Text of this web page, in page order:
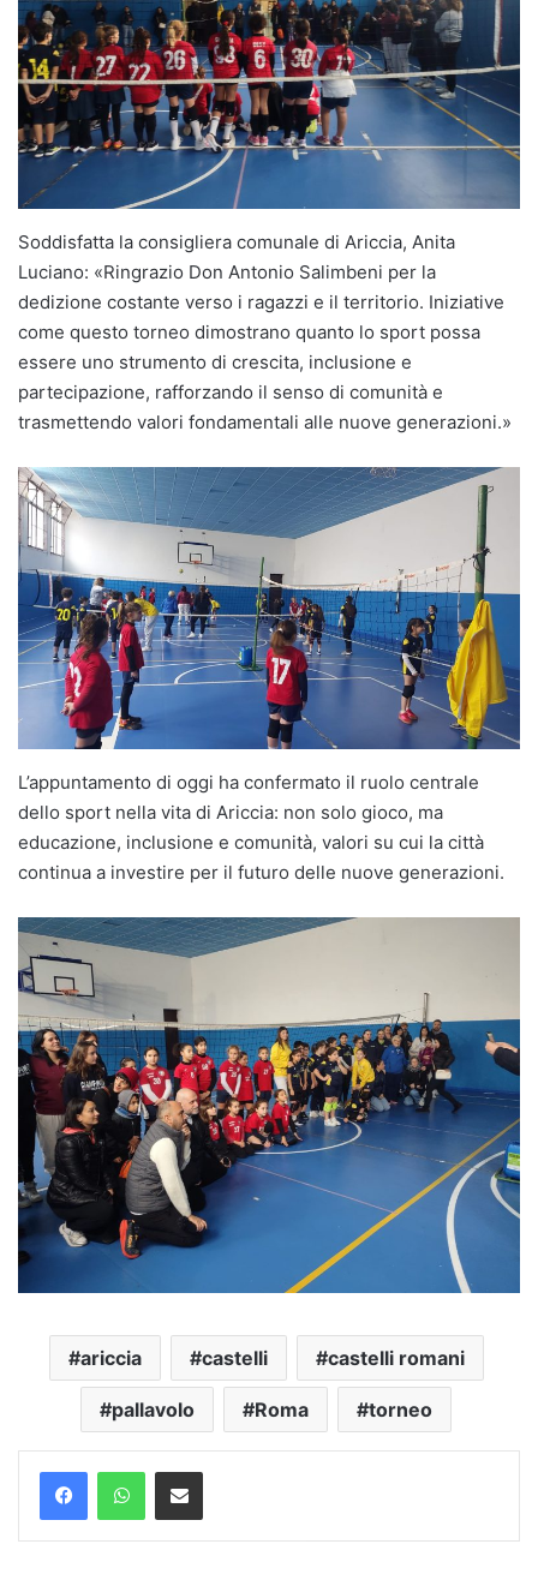
Soddisfatta la consigliera comunale di Ariccia, Anita
Luciano: «Ringrazio Don Antonio Salimbeni per la
dedizione costante verso i ragazzi e il territorio. Iniziative
come questo torneo dimostrano quanto lo sport possa
essere uno strumento di crescita, inclusione e
partecipazione, rafforzando il senso di comunità e
trasmettendo valori fondamentali alle nuove generazioni.»
L’appuntamento di oggi ha confermato il ruolo centrale
dello sport nella vita di Ariccia: non solo gioco, ma
educazione, inclusione e comunità, valori su cui la città
continua a investire per il futuro delle nuove generazioni.
ariccia castelli castelli romani
pallavolo Roma torneo
Condividi via mail